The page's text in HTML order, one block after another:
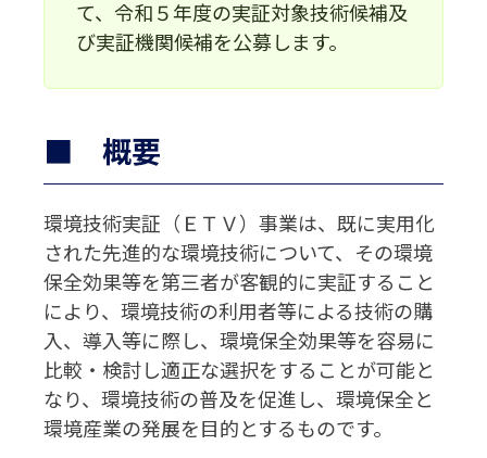
て、令和５年度の実証対象技術候補及
び実証機関候補を公募します。
■ 概要
環境技術実証（ＥＴＶ）事業は、既に実用化
された先進的な環境技術について、その環境
保全効果等を第三者が客観的に実証すること
により、環境技術の利用者等による技術の購
入、導入等に際し、環境保全効果等を容易に
比較・検討し適正な選択をすることが可能と
なり、環境技術の普及を促進し、環境保全と
環境産業の発展を目的とするものです。